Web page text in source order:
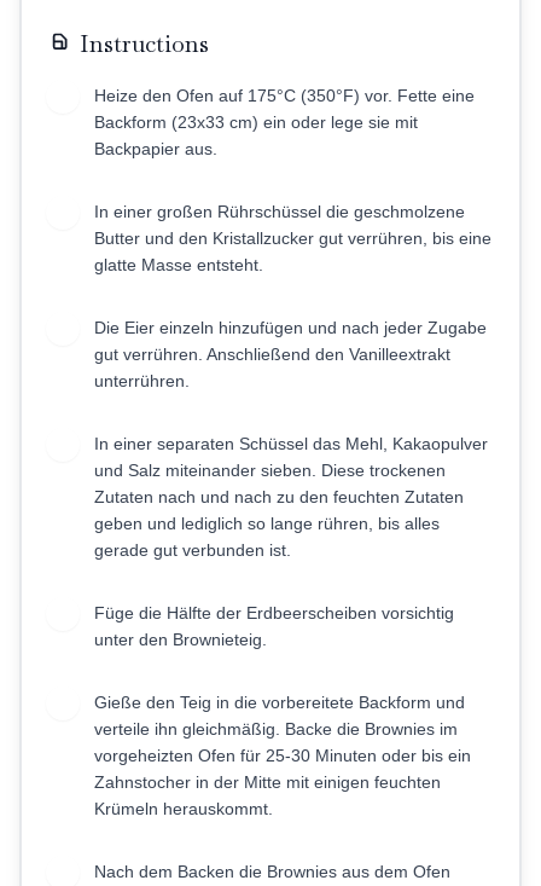
Instructions
Heize den Ofen auf 175°C (350°F) vor. Fette eine
Backform (23x33 cm) ein oder lege sie mit
Backpapier aus.
In einer großen Rührschüssel die geschmolzene
Butter und den Kristallzucker gut verrühren, bis eine
glatte Masse entsteht.
Die Eier einzeln hinzufügen und nach jeder Zugabe
gut verrühren. Anschließend den Vanilleextrakt
unterrühren.
In einer separaten Schüssel das Mehl, Kakaopulver
und Salz miteinander sieben. Diese trockenen
Zutaten nach und nach zu den feuchten Zutaten
geben und lediglich so lange rühren, bis alles
gerade gut verbunden ist.
Füge die Hälfte der Erdbeerscheiben vorsichtig
unter den Brownieteig.
Gieße den Teig in die vorbereitete Backform und
verteile ihn gleichmäßig. Backe die Brownies im
vorgeheizten Ofen für 25-30 Minuten oder bis ein
Zahnstocher in der Mitte mit einigen feuchten
Krümeln herauskommt.
Nach dem Backen die Brownies aus dem Ofen